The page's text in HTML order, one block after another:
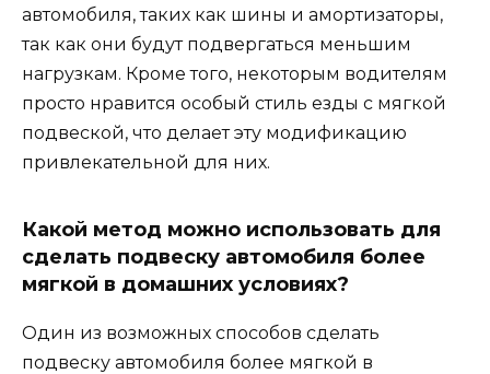
автомобиля, таких как шины и амортизаторы,
так как они будут подвергаться меньшим
нагрузкам. Кроме того, некоторым водителям
просто нравится особый стиль езды с мягкой
подвеской, что делает эту модификацию
привлекательной для них.
Какой метод можно использовать для
сделать подвеску автомобиля более
мягкой в домашних условиях?
Один из возможных способов сделать
подвеску автомобиля более мягкой в